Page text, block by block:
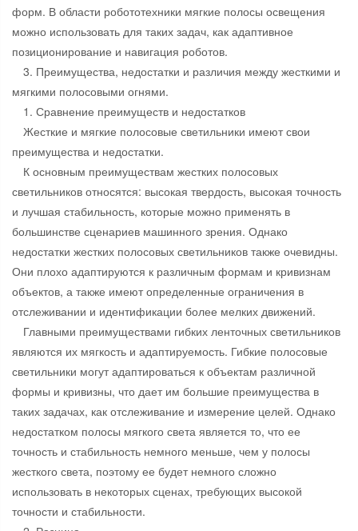
форм. В области робототехники мягкие полосы освещения
можно использовать для таких задач, как адаптивное
позиционирование и навигация роботов.
3. Преимущества, недостатки и различия между жесткими и
мягкими полосовыми огнями.
1. Сравнение преимуществ и недостатков
Жесткие и мягкие полосовые светильники имеют свои
преимущества и недостатки.
К основным преимуществам жестких полосовых
светильников относятся: высокая твердость, высокая точность
и лучшая стабильность, которые можно применять в
большинстве сценариев машинного зрения. Однако
недостатки жестких полосовых светильников также очевидны.
Они плохо адаптируются к различным формам и кривизнам
объектов, а также имеют определенные ограничения в
отслеживании и идентификации более мелких движений.
Главными преимуществами гибких ленточных светильников
являются их мягкость и адаптируемость. Гибкие полосовые
светильники могут адаптироваться к объектам различной
формы и кривизны, что дает им большие преимущества в
таких задачах, как отслеживание и измерение целей. Однако
недостатком полосы мягкого света является то, что ее
точность и стабильность немного меньше, чем у полосы
жесткого света, поэтому ее будет немного сложно
использовать в некоторых сценах, требующих высокой
точности и стабильности.